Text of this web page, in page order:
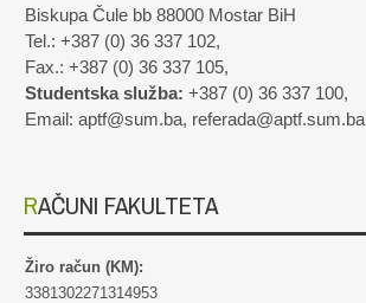
Biskupa Čule bb 88000 Mostar BiH
Tel.: +387 (0) 36 337 102,
Fax.: +387 (0) 36 337 105,
Studentska služba: +387 (0) 36 337 100,
Email: aptf@sum.ba, referada@aptf.sum.ba
RAČUNI FAKULTETA
Žiro račun (KM):
3381302271314953